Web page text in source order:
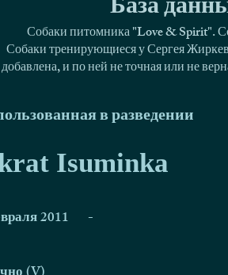
База
Собаки питомника "Love & Spirit".
Собаки тренирующиеся у Сергея
и по ней не точная или не
в разведении
Isuminka
2011
-